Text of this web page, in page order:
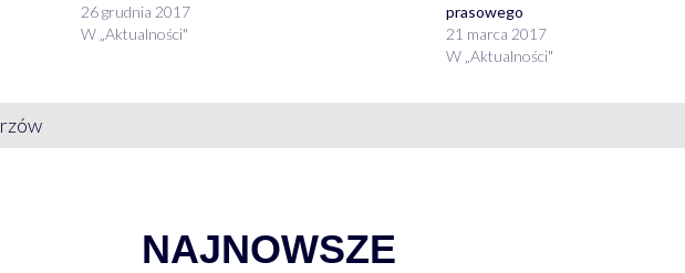
26 grudnia 2017
W „Aktualności"
prasowego
21 marca 2017
W „Aktualności"
NAJNOWSZE